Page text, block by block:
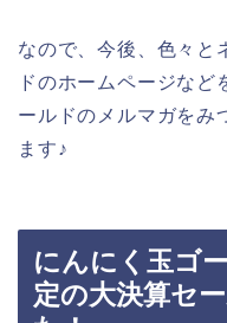
なので、今後、色々と
ドのホームページなど
ールドのメルマガをみ
ます♪
にんにく玉ゴ
定の大決算セ